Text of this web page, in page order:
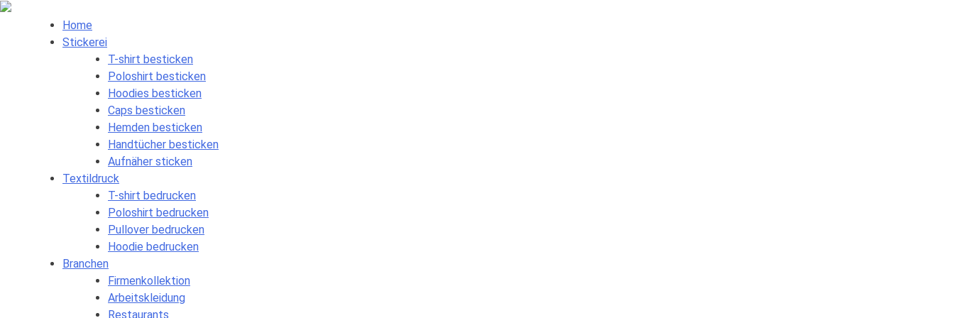
Skip
Home
Stickerei
T-shirt besticken
Poloshirt besticken
Hoodies besticken
Caps besticken
Hemden besticken
Handtücher besticken
Aufnäher sticken
Textildruck
T-shirt bedrucken
Poloshirt bedrucken
Pullover bedrucken
Hoodie bedrucken
Branchen
Firmenkollektion
Arbeitskleidung
Restaurants